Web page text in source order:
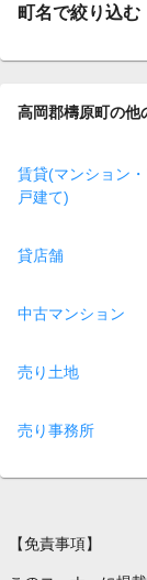
町名で絞り込む
高岡郡檮原町の他
賃貸(マンション
戸建て)
貸店舗
中古マンション
売り土地
売り事務所
【免責事項】